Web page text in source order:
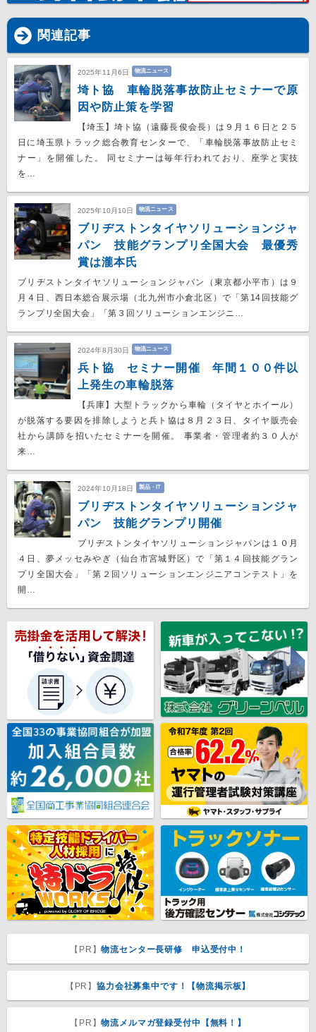
関連記事
2025年11月6日 物流ニュース
埼ト協 車輪脱落事故防止セミナーで原
因や防止策を学習
【埼玉】埼ト協（遠藤長俊会長）は９月１６日と２５
日に埼玉県トラック総合教育センターで、「車輪脱落事故防止セミ
ナー」を開催した。 同セミナーは毎年行われており、座学と実技
を…
2025年10月10日 物流ニュース
ブリヂストンタイヤソリューションジャ
パン 技能グランプリ全国大会 最優秀
賞は瀧本氏
ブリヂストンタイヤソリューションジャパン（東京都小平市）は９
月４日、西日本総合展示場（北九州市小倉北区）で「第14回技能グ
ランプリ全国大会」「第３回ソリューションエンジニ…
2024年8月30日 物流ニュース
兵ト協 セミナー開催 年間１００件以
上発生の車輪脱落
【兵庫】大型トラックから車輪（タイヤとホイール）
が脱落する要因を排除しようと兵ト協は８月２３日、タイヤ販売会
社から講師を招いたセミナーを開催。 事業者・管理者約３０人が
来…
2024年10月18日 製品・IT
ブリヂストンタイヤソリューションジャ
パン 技能グランプリ開催
ブリヂストンタイヤソリューションジャパンは１０月
４日、夢メッセみやぎ（仙台市宮城野区）で「第１４回技能グラン
プリ全国大会」「第２回ソリューションエンジニアコンテスト」を
開…
【PR】物流センター長研修 申込受付中！
【PR】協力会社募集中です！【物流掲示板】
【PR】物流メルマガ登録受付中【無料！】